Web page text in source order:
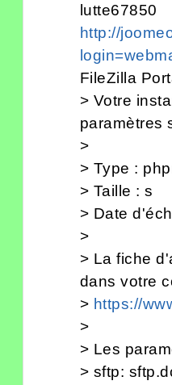
lutte67850
http://
FileZilla
> Votre
paramètres
>
> Type :
> Taille : s
> Date
>
> La fiche
dans votre
> https://
>
> Les
> sftp: